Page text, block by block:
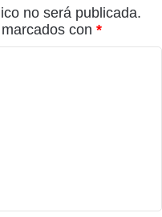
no será publicada.
con *